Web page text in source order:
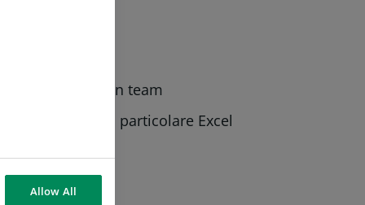
e al lavoro in team
informatici, in particolare Excel
Allow All